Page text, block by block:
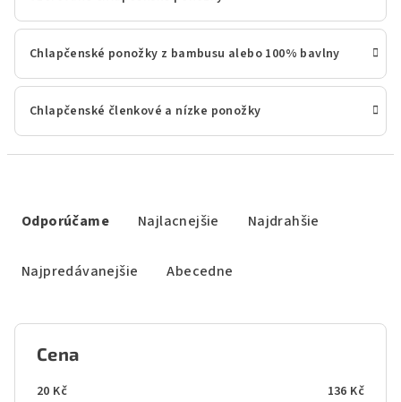
Chlapčenské ponožky z bambusu alebo 100% bavlny
Chlapčenské členkové a nízke ponožky
Odporúčame Najlacnejšie Najdrahšie
Najpredávanejšie Abecedne
Cena
20 Kč 136 Kč